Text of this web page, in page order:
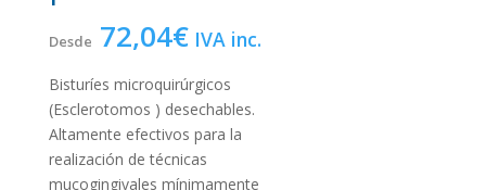
72,04€ IVA inc.
Bisturíes microquirúrgicos
(Esclerotomos ) desechables.
Altamente efectivos para la
realización de técnicas
mucogingivales mínimamente